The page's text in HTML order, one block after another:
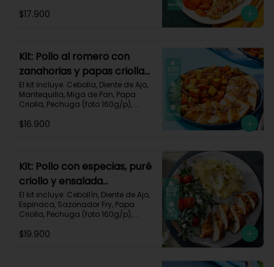
Monterey Jack, Tomate, Zanahoria,
Proteínas 39g
$17.900
Kit: Pollo al romero con
zanahorias y papas criollas
asadas-59
El kit incluye: Cebolla, Diente de Ajo,
Mantequilla, Miga de Pan, Papa
Criolla, Pechuga (foto 160g/p),
Impresa.
$16.900
Kit: Pollo con especias, puré
criollo y ensalada
monterey-9
El kit incluye: Cebollín, Diente de Ajo,
Espinaca, Sazonador Fry, Papa
Criolla, Pechuga (foto 160g/p),
Sour Cream, Tomate Tipo Cherry y
$19.900